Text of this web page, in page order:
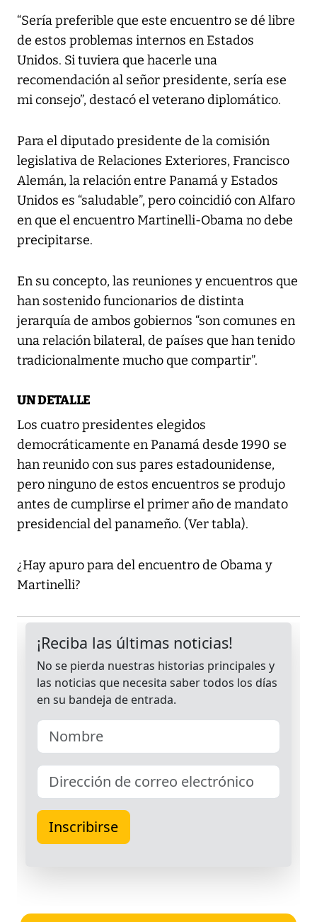
“Sería preferible que este encuentro se dé libre
de estos problemas internos en Estados
Unidos. Si tuviera que hacerle una
recomendación al señor presidente, sería ese
mi consejo”, destacó el veterano diplomático.
Para el diputado presidente de la comisión
legislativa de Relaciones Exteriores, Francisco
Alemán, la relación entre Panamá y Estados
Unidos es “saludable”, pero coincidió con Alfaro
en que el encuentro Martinelli-Obama no debe
precipitarse.
En su concepto, las reuniones y encuentros que
han sostenido funcionarios de distinta
jerarquía de ambos gobiernos “son comunes en
una relación bilateral, de países que han tenido
tradicionalmente mucho que compartir”.
UN DETALLE
Los cuatro presidentes elegidos
democráticamente en Panamá desde 1990 se
han reunido con sus pares estadounidense,
pero ninguno de estos encuentros se produjo
antes de cumplirse el primer año de mandato
presidencial del panameño. (Ver tabla).
¿Hay apuro para del encuentro de Obama y
Martinelli?